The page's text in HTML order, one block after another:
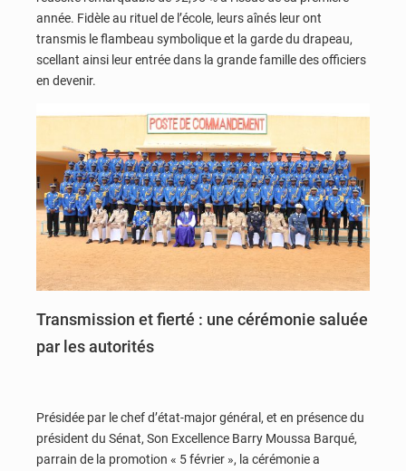
année. Fidèle au rituel de l’école, leurs aînés leur ont
transmis le flambeau symbolique et la garde du drapeau,
scellant ainsi leur entrée dans la grande famille des officiers
en devenir.
Transmission et fierté : une cérémonie saluée
par les autorités
Présidée par le chef d’état-major général, et en présence du
président du Sénat, Son Excellence Barry Moussa Barqué,
parrain de la promotion « 5 février », la cérémonie a